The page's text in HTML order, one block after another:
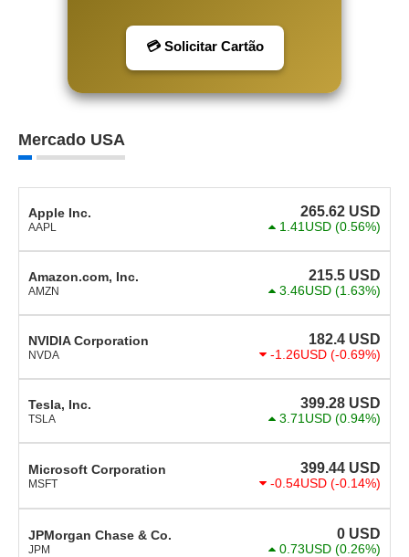
💳 Solicitar Cartão
Mercado USA
Apple Inc.
AAPL
265.62 USD
1.41USD (0.56%)
Amazon.com, Inc.
AMZN
215.5 USD
3.46USD (1.63%)
NVIDIA Corporation
NVDA
182.4 USD
-1.26USD (-0.69%)
Tesla, Inc.
TSLA
399.28 USD
3.71USD (0.94%)
Microsoft Corporation
MSFT
399.44 USD
-0.54USD (-0.14%)
JPMorgan Chase & Co.
JPM
0 USD
0.73USD (0.26%)